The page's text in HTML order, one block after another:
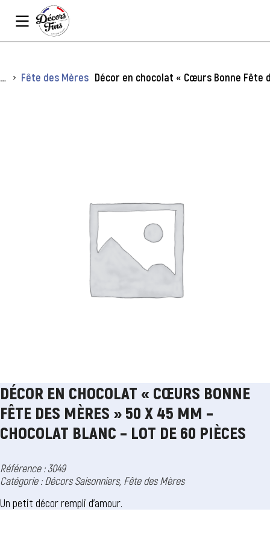
Vous êtes ici :
Fête des Mères Décor en chocolat « Cœurs Bonne Fête
DÉCOR EN CHOCOLAT « CŒURS BONNE
FÊTE DES MÈRES » 50 X 45 MM –
CHOCOLAT BLANC – LOT DE 60 PIÈCES
Référence : 3049
Catégorie :Décors Saisonniers, Fête des Mères
Un petit décor rempli d’amour.
Panneau de gestion des cookies